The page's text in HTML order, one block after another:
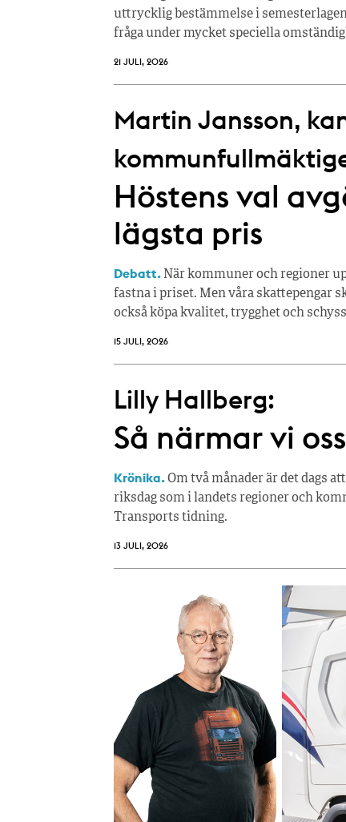
uttrycklig bestämmelse i
fråga under mycket speciella
21 JULI, 2026
Martin Jansson,
Höstens val
lägsta pris
Debatt. När kommuner och regioner
fastna i priset. Men våra skattepengar
också köpa kvalitet, trygghet och
15 JULI, 2026
Lilly Hallberg:
Så närmar vi
Krönika.Om två månader är det dags
riksdag som i landets regioner och
Transports tidning.
13 JULI, 2026